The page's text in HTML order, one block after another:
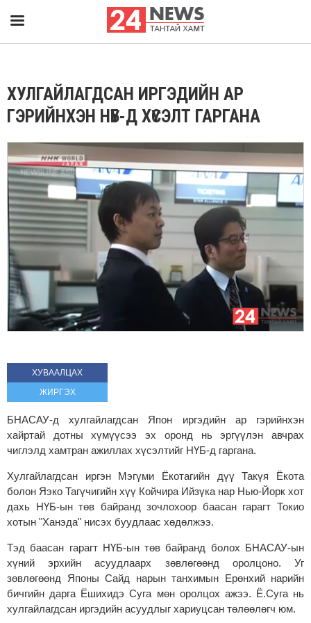
ХУЛГАЙЛАГДСАН ИРГЭДИЙН АР
ГЭРИЙНХЭН НҮБ-Д ХҮСЭЛТ ГАРГАНА
ХУВААЛЦАХ
ЖИРГЭХ
БНАСАУ-д хулгайлагдсан Япон иргэдийн ар гэрийнхэн
хайртай дотны хүмүүсээ эх оронд нь эргүүлэн авчрах
чиглэлд хамтран ажиллах хүсэлтийг НҮБ-д гаргана.
Хулгайлагдсан иргэн Мэгүми Ёкотагийн дүү Такүя Ёкота
болон Яэко Тагүчигийн хүү Койчира Ийзүка нар Нью-Йорк хот
дахь НҮБ-ын төв байранд зочлохоор баасан гарагт Токио
хотын "Ханэда" нисэх буудлаас хөдөлжээ.
Тэд баасан гарагт НҮБ-ын төв байранд болох БНАСАУ-ын
хүний эрхийн асуудлаарх зөвлөгөөнд оролцоно. Уг
зөвлөгөөнд Японы Сайд нарын танхимын Ерөнхий нарийн
бичгийн дарга Ёшихидэ Суга мөн оролцох ажээ. Ё.Суга нь
хулгайлагдсан иргэдийн асуудлыг хариуцсан төлөөлөгч юм.